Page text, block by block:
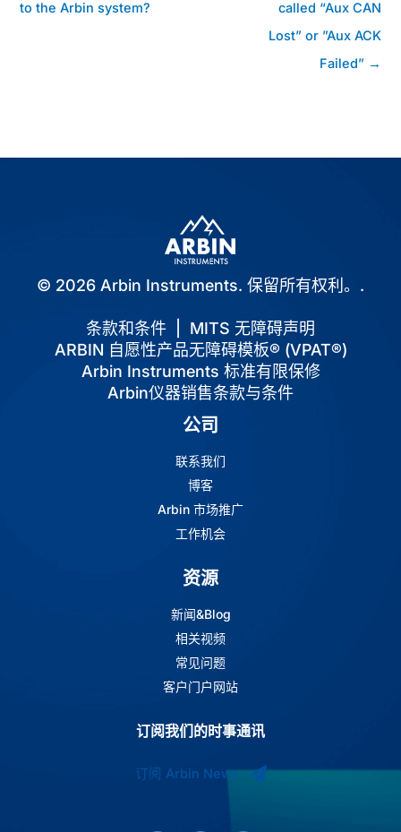
航
to the Arbin system?
called “Aux CAN
Lost” or ”Aux ACK
Failed” →
© 2026 Arbin Instruments. 保留所有权利。.
条款和条件
MITS 无障碍声明
ARBIN 自愿性产品无障碍模板® (VPAT®)
Arbin Instruments 标准有限保修
Arbin仪器销售条款与条件
公司
联系我们
博客
Arbin 市场推广
工作机会
资源
新闻&Blog
相关视频
常见问题
客户门户网站
订阅我们的时事通讯
订阅 Arbin News